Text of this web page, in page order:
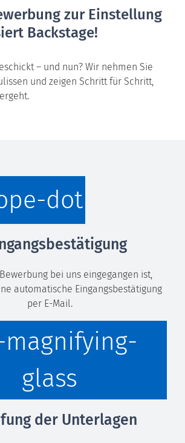
zur Einstellung
Backstage!
– und nun? Wir nehmen Sie
und zeigen Schritt für Schritt,
dot
bei uns eingegangen ist,
automatische Eingangsbestätigung
per E-Mail.
glass
der Unterlagen